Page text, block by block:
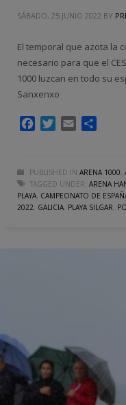
SÁBADO, 25 JUNIO 2022 BY
El temporal que azota la
necesario para que el
1000 luzcan en todo su
Sanxenxo
FacebookTwitter
Email
PUBLISHED IN ARENA 1000,
TAGGED UNDER: ARENA
PLAYA, CAMPEONATO DE
2022, GALICIA, PLAYA SILGAR,